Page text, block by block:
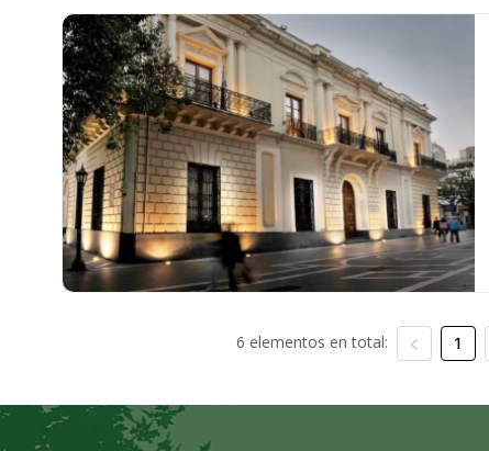
6 elementos en total: 1